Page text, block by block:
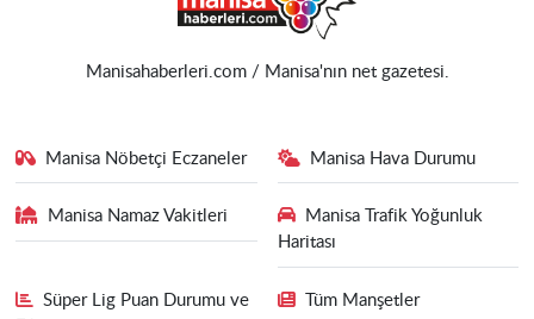
Manisahaberleri.com / Manisa'nın net gazetesi.
Manisa Nöbetçi Eczaneler Manisa Hava Durumu
Manisa Namaz Vakitleri
Manisa Trafik Yoğunluk
Haritası
Süper Lig Puan Durumu ve
Tüm Manşetler